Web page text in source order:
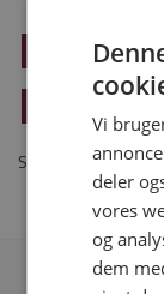
PÅ
Stillingen er udløbet
Vi
deler
vores
og
dem